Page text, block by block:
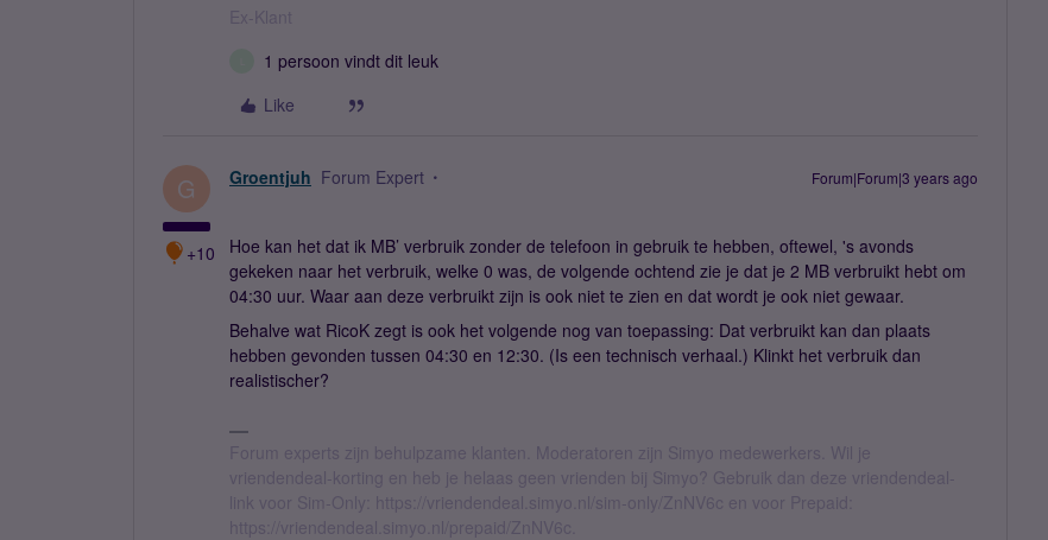
Ex-Klant
1 persoon vindt dit leuk
Like
G
+10
Groentjuh Forum Expert Forum|Forum|3 years ago
Hoe kan het dat ik MB’ verbruik zonder de telefoon in gebruik te hebben, oftewel, 's avonds
gekeken naar het verbruik, welke 0 was, de volgende ochtend zie je dat je 2 MB verbruikt hebt om
04:30 uur. Waar aan deze verbruikt zijn is ook niet te zien en dat wordt je ook niet gewaar.
Behalve wat RicoK zegt is ook het volgende nog van toepassing: Dat verbruikt kan dan plaats
hebben gevonden tussen 04:30 en 12:30. (Is een technisch verhaal.) Klinkt het verbruik dan
realistischer?
Forum experts zijn behulpzame klanten. Moderatoren zijn Simyo medewerkers. Wil je
vriendendeal-korting en heb je helaas geen vrienden bij Simyo? Gebruik dan deze vriendendeal-
link voor Sim-Only: https://vriendendeal.simyo.nl/sim-only/ZnNV6c en voor Prepaid:
https://vriendendeal.simyo.nl/prepaid/ZnNV6c.